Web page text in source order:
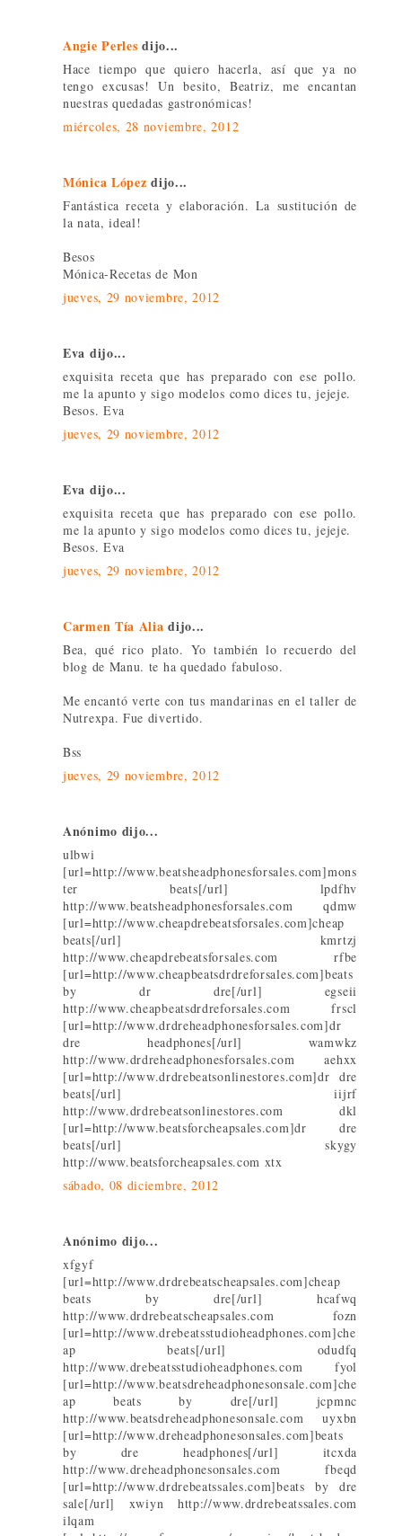
Angie Perles dijo...
Hace tiempo que quiero hacerla, así que ya no
tengo excusas! Un besito, Beatriz, me encantan
nuestras quedadas gastronómicas!
miércoles, 28 noviembre, 2012
Mónica López dijo...
Fantástica receta y elaboración. La sustitución de
la nata, ideal!
Besos
Mónica-Recetas de Mon
jueves, 29 noviembre, 2012
Eva dijo...
exquisita receta que has preparado con ese pollo.
me la apunto y sigo modelos como dices tu, jejeje.
Besos. Eva
jueves, 29 noviembre, 2012
Eva dijo...
exquisita receta que has preparado con ese pollo.
me la apunto y sigo modelos como dices tu, jejeje.
Besos. Eva
jueves, 29 noviembre, 2012
Carmen Tía Alia dijo...
Bea, qué rico plato. Yo también lo recuerdo del
blog de Manu. te ha quedado fabuloso.
Me encantó verte con tus mandarinas en el taller de
Nutrexpa. Fue divertido.
Bss
jueves, 29 noviembre, 2012
Anónimo dijo...
ulbwi
[url=http://www.beatsheadphonesforsales.com]mons
ter beats[/url] lpdfhv
http://www.beatsheadphonesforsales.com qdmw
[url=http://www.cheapdrebeatsforsales.com]cheap
beats[/url] kmrtzj
http://www.cheapdrebeatsforsales.com rfbe
[url=http://www.cheapbeatsdrdreforsales.com]beats
by dr dre[/url] egseii
http://www.cheapbeatsdrdreforsales.com frscl
[url=http://www.drdreheadphonesforsales.com]dr
dre headphones[/url] wamwkz
http://www.drdreheadphonesforsales.com aehxx
[url=http://www.drdrebeatsonlinestores.com]dr dre
beats[/url] iijrf
http://www.drdrebeatsonlinestores.com dkl
[url=http://www.beatsforcheapsales.com]dr dre
beats[/url] skygy
http://www.beatsforcheapsales.com xtx
sábado, 08 diciembre, 2012
Anónimo dijo...
xfgyf
[url=http://www.drdrebeatscheapsales.com]cheap
beats by dre[/url] hcafwq
http://www.drdrebeatscheapsales.com fozn
[url=http://www.drebeatsstudioheadphones.com]che
ap beats[/url] odudfq
http://www.drebeatsstudioheadphones.com fyol
[url=http://www.beatsdreheadphonesonsale.com]che
ap beats by dre[/url] jcpmnc
http://www.beatsdreheadphonesonsale.com uyxbn
[url=http://www.dreheadphonesonsales.com]beats
by dre headphones[/url] itcxda
http://www.dreheadphonesonsales.com fbeqd
[url=http://www.drdrebeatssales.com]beats by dre
sale[/url] xwiyn http://www.drdrebeatssales.com
ilqam